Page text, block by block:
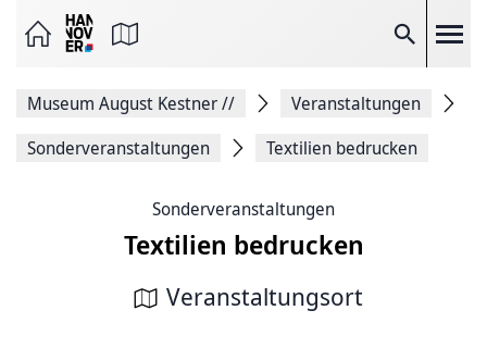
Suche
Facebook
Museum August Kestner//
Veranstaltungen
Sonderveranstaltungen
Textilien bedrucken
Sonderveranstaltungen
Textilien bedrucken
Veranstaltungsort